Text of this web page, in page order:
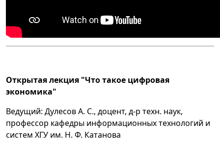
Открытая лекция "Что такое цифровая
экономика"
Ведущий: Дулесов А. С., доцент, д-р техн. наук,
профессор кафедры информационных технологий и
систем ХГУ им. Н. Ф. Катанова